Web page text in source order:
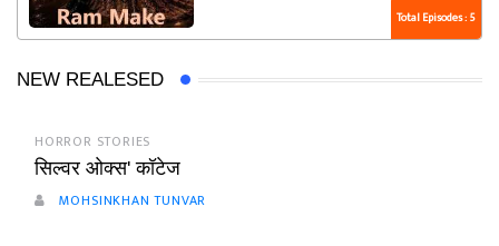
Total Episodes : 5
NEW REALESED
HORROR STORIES
सिल्वर ओक्स' कॉटेज
MOHSINKHAN TUNVAR